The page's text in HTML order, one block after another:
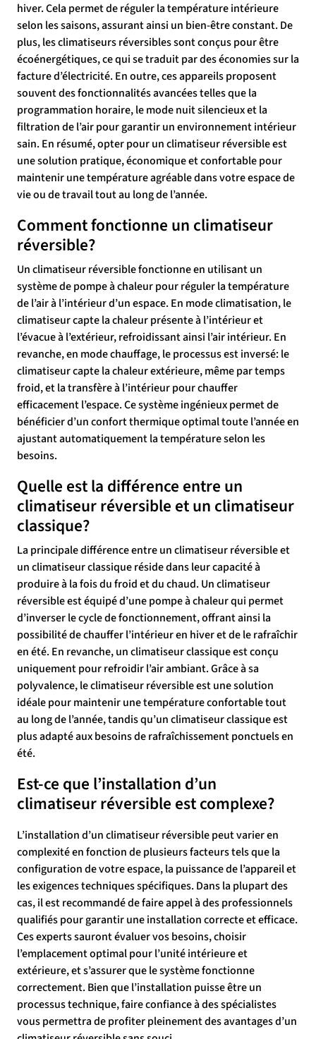
hiver. Cela permet de réguler la température intérieure
selon les saisons, assurant ainsi un bien-être constant. De
plus, les climatiseurs réversibles sont conçus pour être
écoénergétiques, ce qui se traduit par des économies sur la
facture d’électricité. En outre, ces appareils proposent
souvent des fonctionnalités avancées telles que la
programmation horaire, le mode nuit silencieux et la
filtration de l’air pour garantir un environnement intérieur
sain. En résumé, opter pour un climatiseur réversible est
une solution pratique, économique et confortable pour
maintenir une température agréable dans votre espace de
vie ou de travail tout au long de l’année.
Comment fonctionne un climatiseur
réversible?
Un climatiseur réversible fonctionne en utilisant un
système de pompe à chaleur pour réguler la température
de l’air à l’intérieur d’un espace. En mode climatisation, le
climatiseur capte la chaleur présente à l’intérieur et
l’évacue à l’extérieur, refroidissant ainsi l’air intérieur. En
revanche, en mode chauffage, le processus est inversé: le
climatiseur capte la chaleur extérieure, même par temps
froid, et la transfère à l’intérieur pour chauffer
efficacement l’espace. Ce système ingénieux permet de
bénéficier d’un confort thermique optimal toute l’année en
ajustant automatiquement la température selon les
besoins.
Quelle est la différence entre un
climatiseur réversible et un climatiseur
classique?
La principale différence entre un climatiseur réversible et
un climatiseur classique réside dans leur capacité à
produire à la fois du froid et du chaud. Un climatiseur
réversible est équipé d’une pompe à chaleur qui permet
d’inverser le cycle de fonctionnement, offrant ainsi la
possibilité de chauffer l’intérieur en hiver et de le rafraîchir
en été. En revanche, un climatiseur classique est conçu
uniquement pour refroidir l’air ambiant. Grâce à sa
polyvalence, le climatiseur réversible est une solution
idéale pour maintenir une température confortable tout
au long de l’année, tandis qu’un climatiseur classique est
plus adapté aux besoins de rafraîchissement ponctuels en
été.
Est-ce que l’installation d’un
climatiseur réversible est complexe?
L’installation d’un climatiseur réversible peut varier en
complexité en fonction de plusieurs facteurs tels que la
configuration de votre espace, la puissance de l’appareil et
les exigences techniques spécifiques. Dans la plupart des
cas, il est recommandé de faire appel à des professionnels
qualifiés pour garantir une installation correcte et efficace.
Ces experts sauront évaluer vos besoins, choisir
l’emplacement optimal pour l’unité intérieure et
extérieure, et s’assurer que le système fonctionne
correctement. Bien que l’installation puisse être un
processus technique, faire confiance à des spécialistes
vous permettra de profiter pleinement des avantages d’un